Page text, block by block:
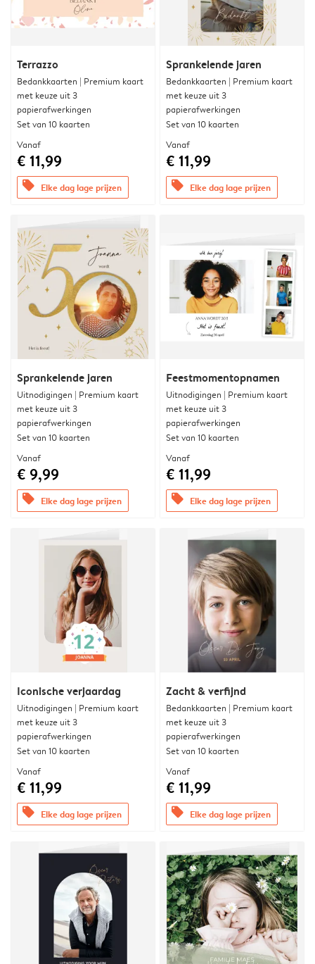
Terrazzo
Bedankkaarten | Premium kaart
met keuze uit 3
papierafwerkingen
Set van 10 kaarten
Vanaf
€ 11,99
offers Elke dag lage prijzen
Sprankelende jaren
Bedankkaarten | Premium kaart
met keuze uit 3
papierafwerkingen
Set van 10 kaarten
Vanaf
€ 11,99
offers Elke dag lage prijzen
Sprankelende jaren
Uitnodigingen | Premium kaart
met keuze uit 3
papierafwerkingen
Set van 10 kaarten
Vanaf
€ 9,99
offers Elke dag lage prijzen
Feestmomentopnamen
Uitnodigingen | Premium kaart
met keuze uit 3
papierafwerkingen
Set van 10 kaarten
Vanaf
€ 11,99
offers Elke dag lage prijzen
Iconische verjaardag
Uitnodigingen | Premium kaart
met keuze uit 3
papierafwerkingen
Set van 10 kaarten
Vanaf
€ 11,99
offers Elke dag lage prijzen
Zacht & verfijnd
Bedankkaarten | Premium kaart
met keuze uit 3
papierafwerkingen
Set van 10 kaarten
Vanaf
€ 11,99
offers Elke dag lage prijzen